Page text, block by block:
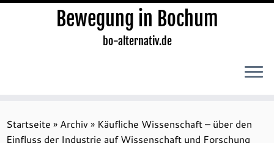
Inhalt
springen
Bewegung in Bochum
bo-alternativ.de
Startseite » Archiv » Käufliche Wissenschaft – über den
Einfluss der Industrie auf Wissenschaft und Forschung